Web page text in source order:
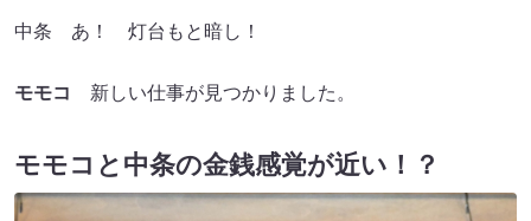
中条 あ！ 灯台もと暗し！
モモコ 新しい仕事が見つかりました。
モモコと中条の金銭感覚が近い！？